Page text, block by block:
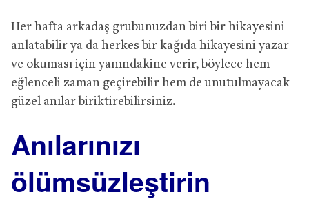
Her hafta arkadaş grubunuzdan biri bir hikayesini
anlatabilir ya da herkes bir kağıda hikayesini yazar
ve okuması için yanındakine verir, böylece hem
eğlenceli zaman geçirebilir hem de unutulmayacak
güzel anılar biriktirebilirsiniz.
Anılarınızı
ölümsüzleştirin